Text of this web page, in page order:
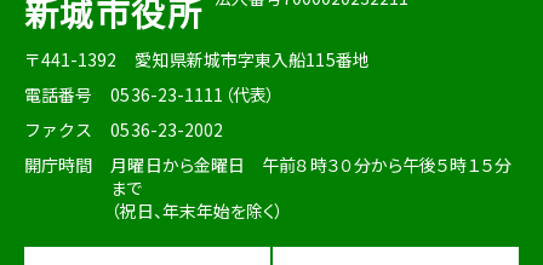
新城市役所
〒441-1392
愛知県新城市字東入船115番地
電話番号
0536-23-1111（代表）
ファクス
0536-23-2002
開庁時間
月曜日から金曜日 午前８時３０分から午後５時１５分
まで
（祝日、年末年始を除く）